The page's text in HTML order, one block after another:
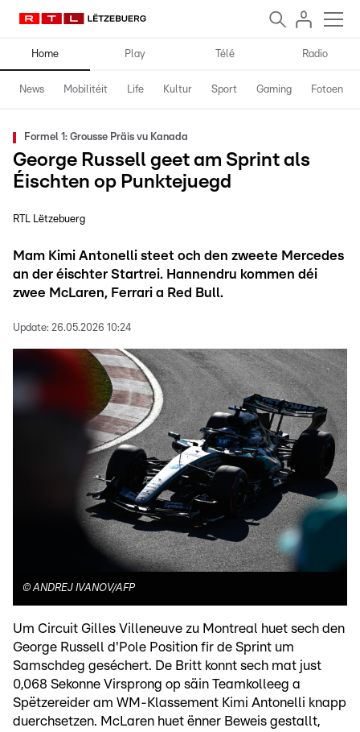
Home Play Télé Radio
News Mobilitéit Life Kultur Sport Gaming Fotoen
Formel 1: Grousse Präis vu Kanada
George Russell geet am Sprint als
Éischten op Punktejuegd
RTL Lëtzebuerg
Mam Kimi Antonelli steet och den zweete Mercedes
an der éischter Startrei. Hannendru kommen déi
zwee McLaren, Ferrari a Red Bull.
Update: 26.05.2026 10:24
©ANDREJ IVANOV/AFP
Um Circuit Gilles Villeneuve zu Montreal huet sech den
George Russell d'Pole Position fir de Sprint um
Samschdeg geséchert. De Britt konnt sech mat just
0,068 Sekonne Virsprong op säin Teamkolleeg a
Spëtzereider am WM-Klassement Kimi Antonelli knapp
duerchsetzen. McLaren huet ënner Beweis gestallt,